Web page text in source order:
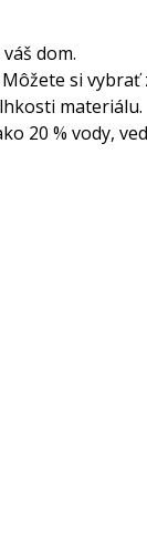
dom.
si vybrať
materiálu.
20 % vody,